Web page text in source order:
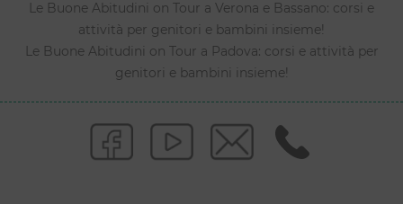
Le Buone Abitudini on Tour a Verona e Bassano: corsi e
attività per genitori e bambini insieme!
Le Buone Abitudini on Tour a Padova: corsi e attività per
genitori e bambini insieme!